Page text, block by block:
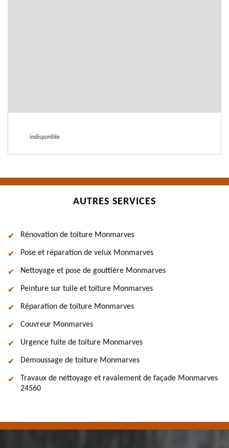
indisponible
AUTRES SERVICES
Rénovation de toiture Monmarves
Pose et réparation de velux Monmarves
Nettoyage et pose de gouttière Monmarves
Peinture sur tuile et toiture Monmarves
Réparation de toiture Monmarves
Couvreur Monmarves
Urgence fuite de toiture Monmarves
Démoussage de toiture Monmarves
Travaux de nettoyage et ravalement de façade Monmarves
24560